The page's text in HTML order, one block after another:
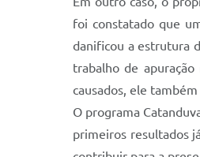
foi constatado que
danificou a estrutura
trabalho de
causados, ele
O programa
primeiros resultados